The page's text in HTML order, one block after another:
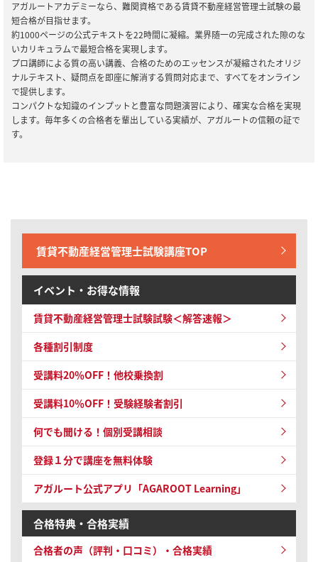
2025/04/08 賃貸不動産経営管理士試験
【リリース情報】【2025年合格目標】賃貸不動産経営管理士試験講
座｜単科講座リリース
2025/04/08
【リリース情報】賃貸不動産経営管理士試験｜【2025年合格目標】
中上級総合講義／中上級カリキュラム（フル・ライト）
アガルートアカデミーなら、難関資格である賃貸不動産経営管理士試験の最
短合格が目指せます。
約1000ページの公式テキストを22時間に凝縮。業界随一の完成された隙のな
いカリキュラムで最短合格を実現します。
プロ講師による質の高い講義、合格のためのエッセンスが凝縮されたオリジ
ナルテキスト、疑問点を即座に解消する質問対応まで、すべてをオンライン
で提供します。
コンパクトな知識のインプットと豊富な問題演習により、確実な合格を実現
します。毎年多くの合格者を輩出している実績が、アガルートの信頼の証で
す。
賃貸不動産経営管理士試験講座TOP
イベント・お得な情報
賃貸不動産経営管理士試験試験＜解答速報＞
各種割引制度
受講料20％OFF！他校乗換割
受講料10％OFF！受験経験者割引
何でも聞ける！個別受講相談
登録１分で講座を無料体験
アガルート公式アプリ「AGAROOT Learning」
合格特典・合格実績
合格者の声（評判・口コミ）・合格実績